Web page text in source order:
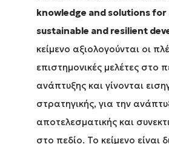
knowledge and solutions for
sustainable and resilient
κείμενο αξιολογούνται οι
επιστημονικές μελέτες στο
ανάπτυξης και γίνονται
στρατηγικής, για την
αποτελεσματικής και
στο πεδίο. Το κείμενο είναι